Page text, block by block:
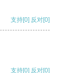
支持[0] 反对[0]
支持[0] 反对[0]